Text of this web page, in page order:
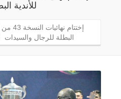
للأندية
البطلة للرجال والسيدات ‍